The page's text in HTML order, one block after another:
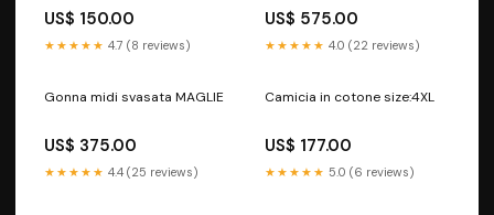
US$ 150.00
★★★★★ 4.7 (8 reviews)
US$ 575.00
★★★★★ 4.0 (22 reviews)
Gonna midi svasata MAGLIE
US$ 375.00
★★★★★ 4.4 (25 reviews)
Camicia in cotone size:4XL
US$ 177.00
★★★★★ 5.0 (6 reviews)